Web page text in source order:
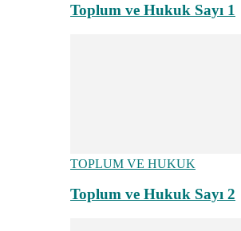
Toplum ve Hukuk Sayı 1
TOPLUM VE HUKUK
Toplum ve Hukuk Sayı 2